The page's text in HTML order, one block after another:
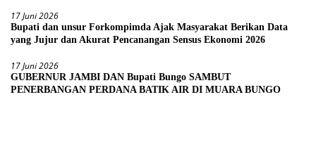
17 Juni 2026
Bupati dan unsur Forkompimda Ajak Masyarakat Berikan Data
yang Jujur dan Akurat Pencanangan Sensus Ekonomi 2026
17 Juni 2026
GUBERNUR JAMBI DAN Bupati Bungo SAMBUT
PENERBANGAN PERDANA BATIK AIR DI MUARA BUNGO